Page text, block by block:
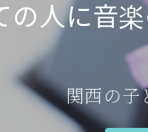
の人に音
関西の子